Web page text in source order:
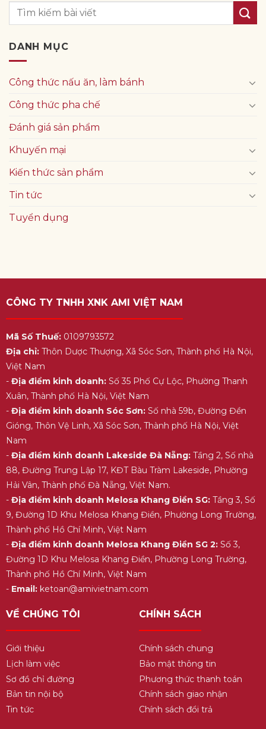
DANH MỤC
Công thức nấu ăn, làm bánh
Công thức pha chế
Đánh giá sản phẩm
Khuyến mại
Kiến thức sản phẩm
Tin tức
Tuyển dụng
CÔNG TY TNHH XNK AMI VIỆT NAM
Mã Số Thuế:0109793572
Địa chỉ:Thôn Dược Thượng, Xã Sóc Sơn, Thành phố Hà Nội,
Việt Nam
- Địa điểm kinh doanh:Số 35 Phố Cự Lộc, Phường Thanh
Xuân, Thành phố Hà Nội, Việt Nam
- Địa điểm kinh doanh Sóc Sơn:Số nhà 59b, Đường Đền
Gióng, Thôn Vệ Linh, Xã Sóc Sơn, Thành phố Hà Nội, Việt
Nam
- Địa điểm kinh doanh Lakeside Đà Nẵng:Tầng 2, Số nhà
88, Đường Trung Lập 17, KĐT Bàu Tràm Lakeside, Phường
Hải Vân, Thành phố Đà Nẵng, Việt Nam.
- Địa điểm kinh doanh Melosa Khang Điền SG:Tầng 3, Số
9, Đường 1D Khu Melosa Khang Điền, Phường Long Trường,
Thành phố Hồ Chí Minh, Việt Nam
- Địa điểm kinh doanh Melosa Khang Điền SG 2:Số 3,
Đường 1D Khu Melosa Khang Điền, Phường Long Trường,
Thành phố Hồ Chí Minh, Việt Nam
- Email:ketoan@amivietnam.com
VỀ CHÚNG TÔI
Giới thiệu
Lịch làm việc
Sơ đồ chỉ đường
Bản tin nội bộ
Tin tức
CHÍNH SÁCH
Chính sách chung
Bảo mật thông tin
Phương thức thanh toán
Chính sách giao nhận
Chính sách đổi trả